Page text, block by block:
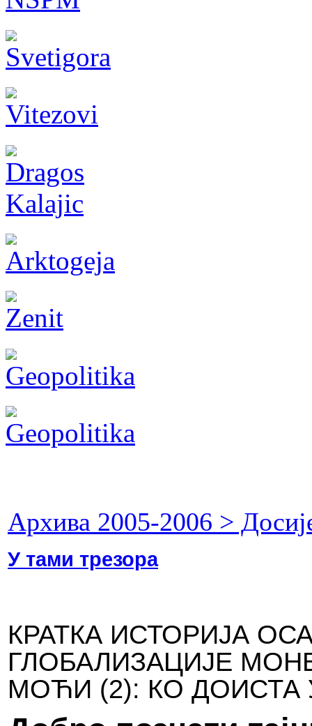
Архива 2005-2006 >
У тами трезора
КРАТКА ИСТОРИЈА
ГЛОБАЛИЗАЦИЈЕ
МОЋИ (2): КО ДОИСТА